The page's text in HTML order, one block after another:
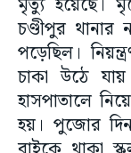
চণ্ডীপুর থানার
পড়েছিল।
চাকা উঠে
হাসপাতালে
হয়। পুজোর